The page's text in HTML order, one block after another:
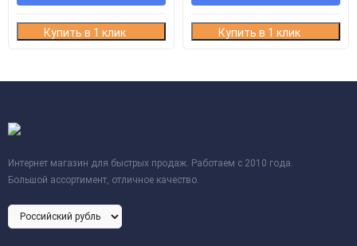
Купить в 1 клик Купить в 1 клик
Интернет магазин для быстрых продаж. Работаем с 2010 года.
Большой ассортимент, отличное качество.